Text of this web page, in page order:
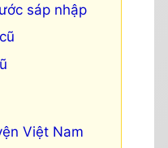
sáp nhập
Việt Nam